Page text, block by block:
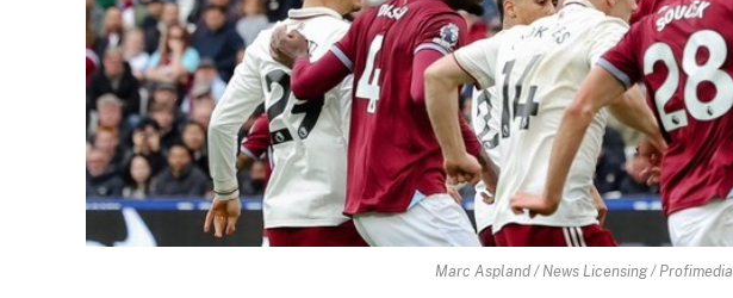
Marc Aspland / News Licensing / Profimedia